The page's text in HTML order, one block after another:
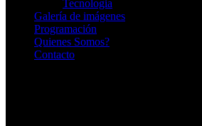
Tecnologia
Galería de imágenes
Programación
Quienes Somos?
Contacto